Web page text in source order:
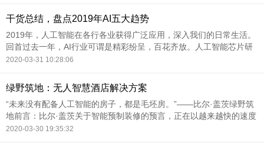
干货总结，盘点2019年AI五大趋势
2019年，人工智能在各行各业获得广泛应用，深入我们的日常生活。
回首过去一年，AI行业可谓是精彩纷呈，百花齐放。人工智能芯片研
发方兴未艾，巨头争建AI开放平台赋能创业者与开发者，云计算下半
地的狂欢之年。
2020-03-31 10:28:06
绿野筑地：无人智慧酒店解决方案
“未来没有配备人工智能的房子，都是毛坯房。”——比尔·盖茨绿野筑
地前言：比尔·盖茨关于智能预制装修的预言，正在以越来越快的速度
变成现实。酒店亦是如此，未来没智能化的酒店，将和毛坯房差不
2020-03-30 19:35:32